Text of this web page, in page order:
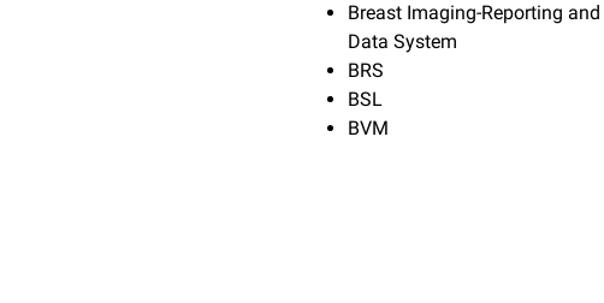
Breast Imaging-Reporting and
Data System
BRS
BSL
BVM